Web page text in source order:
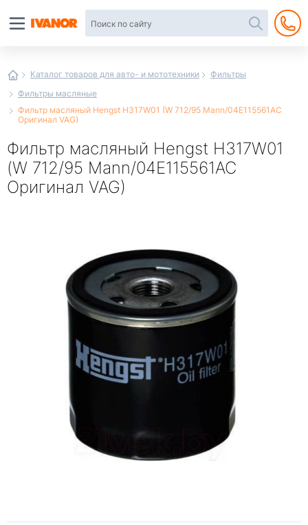
Каталог товаров для авто- и мототехники
Фильтры
Фильтры масляные
Фильтр масляный Hengst H317W01 (W 712/95 Mann/04E115561AC
Оригинал VAG)
Фильтр масляный Hengst H317W01
(W 712/95 Mann/04E115561AC
Оригинал VAG)
интернет-